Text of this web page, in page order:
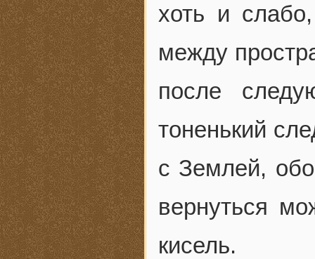
хоть и
между
после
тоненький
с Землей,
вернуться
кисель.